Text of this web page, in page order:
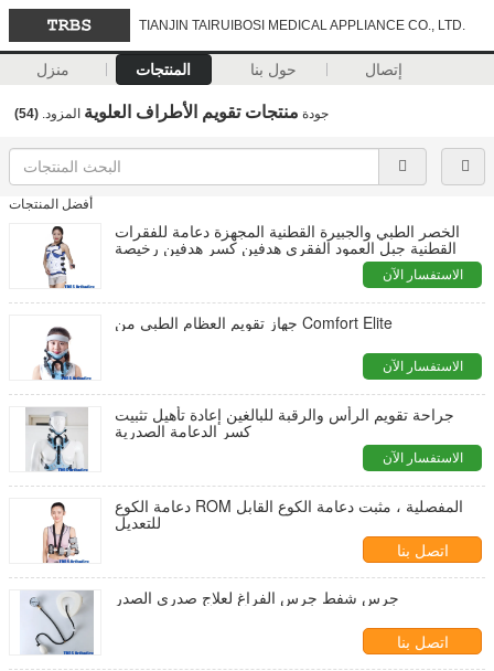
TIANJIN TAIRUIBOSI MEDICAL APPLIANCE CO., LTD.
منزل المنتجات حول بنا إتصال
جودة منتجات تقويم الأطراف العلوية المزود. (54)
أفضل المنتجات
الخصر الطبي والجبيرة القطنية المجهزة دعامة للفقرات
القطنية جبل العمود الفقري هدفين كسر هدفين رخيصة
الاستفسار الآن
جهاز تقويم العظام الطبي من Comfort Elite
الاستفسار الآن
جراحة تقويم الرأس والرقبة للبالغين إعادة تأهيل تثبيت
كسر الدعامة الصدرية
الاستفسار الآن
دعامة الكوع ROM المفصلية ، مثبت دعامة الكوع القابل
للتعديل
اتصل بنا
جرس شفط جرس الفراغ لعلاج صدري الصدر
اتصل بنا